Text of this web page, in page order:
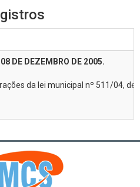
DE DEZEMBRO DE 2005.
da lei municipal nº 511/04,